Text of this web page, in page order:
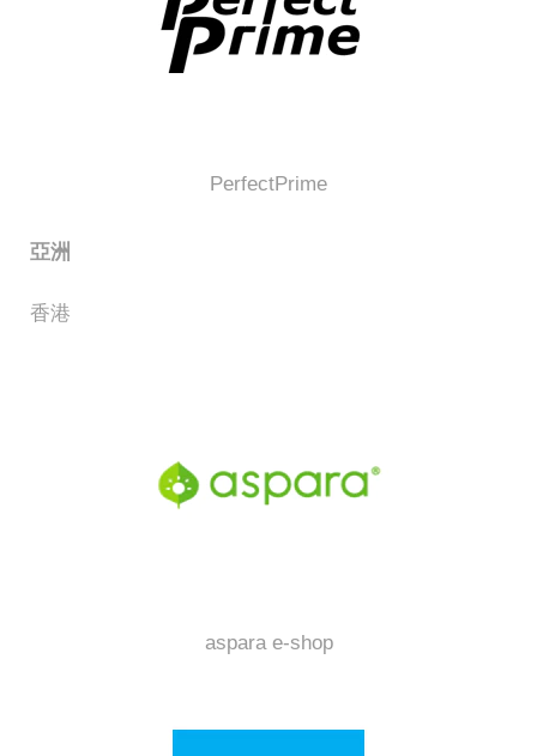
PerfectPrime
亞洲
香港
aspara e-shop